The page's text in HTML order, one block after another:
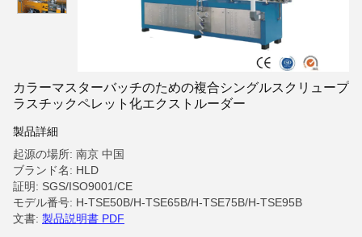
カラーマスターバッチのための複合シングルスクリュープ
ラスチックペレット化エクストルーダー
製品詳細
起源の場所: 南京 中国
ブランド名: HLD
証明: SGS/ISO9001/CE
モデル番号: H-TSE50B/H-TSE65B/H-TSE75B/H-TSE95B
文書: 製品説明書 PDF